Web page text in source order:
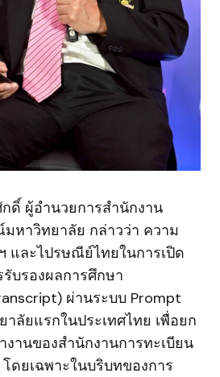
ดิ์ ผู้อำนวยการสำนักงาน
หาวิทยาลัย กล่าวว่า ความ
และไปรษณีย์ไทยในการเปิด
บรองผลการศึกษา
ผ่านระบบ Prompt
าลัยแรกในประเทศไทย เพื่อยก
งานของสำนักงานการทะเบียน
ดยเฉพาะในบริบทของการ